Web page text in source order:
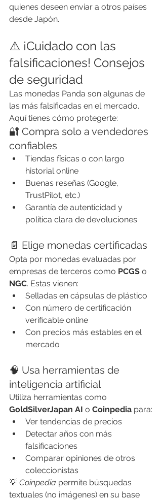
quienes deseen enviar a otros países
desde Japón.
⚠️ ¡Cuidado con las
falsificaciones! Consejos
de seguridad
Las monedas Panda son algunas de
las más falsificadas en el mercado.
Aquí tienes cómo protegerte:
🔐 Compra solo a vendedores
confiables
Tiendas físicas o con largo
historial online
Buenas reseñas (Google,
TrustPilot, etc.)
Garantía de autenticidad y
política clara de devoluciones
📄 Elige monedas certificadas
Opta por monedas evaluadas por
empresas de terceros como PCGS o
NGC. Estas vienen:
Selladas en cápsulas de plástico
Con número de certificación
verificable online
Con precios más estables en el
mercado
🧠 Usa herramientas de
inteligencia artificial
Utiliza herramientas como
GoldSilverJapan AI o Coinpedia para:
Ver tendencias de precios
Detectar años con más
falsificaciones
Comparar opiniones de otros
coleccionistas
💡 Coinpedia permite búsquedas
textuales (no imágenes) en su base